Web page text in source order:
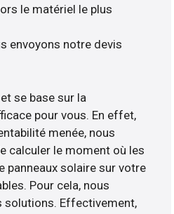
le matériel le plus
envoyons notre devis
se base sur la
pour vous. En effet,
menée, nous
calculer le moment où les
panneaux solaire sur votre
Pour cela, nous
solutions. Effectivement,